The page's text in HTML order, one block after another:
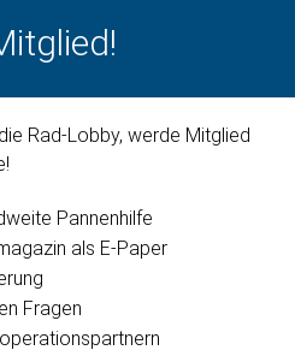
Rad-Lobby, werde Mitglied
Pannenhilfe
als E-Paper
Fragen